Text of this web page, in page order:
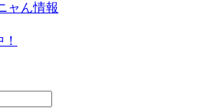
ャん情報